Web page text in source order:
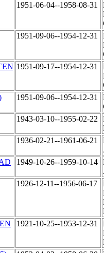
1951-06-04--1958-08-31
1951-09-06--1954-12-31
1951-09-17--1954-12-31
1951-09-06--1954-12-31
1943-03-10--1955-02-22
1936-02-21--1961-06-21
1949-10-26--1959-10-14
1926-12-11--1956-06-17
1921-10-25--1953-12-31